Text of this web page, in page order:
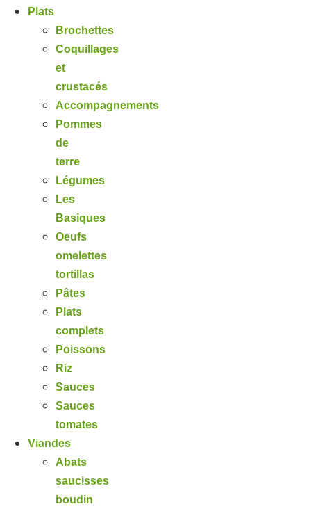
Plats
Brochettes
Coquillages
et
crustacés
Accompagnements
Pommes
de
terre
Légumes
Les
Basiques
Oeufs
omelettes
tortillas
Pâtes
Plats
complets
Poissons
Riz
Sauces
Sauces
tomates
Viandes
Abats
saucisses
boudin